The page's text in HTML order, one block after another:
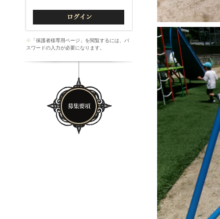
※ 「保護者様専用ページ」を閲覧するには、パ
スワードの入力が必要になります。